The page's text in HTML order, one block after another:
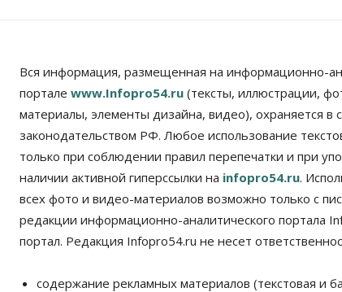
Вся информация, размещенная на информационно-
портале www.Infopro54.ru (тексты, иллюстрации,
материалы, элементы дизайна, видео), охраняется в
законодательством РФ. Любое использование
только при соблюдении правил перепечатки и при
наличии активной гиперссылки на infopro54.ru.
всех фото и видео-материалов возможно только с
редакции информационно-аналитического портала
портал. Редакция Infopro54.ru не несет
содержание рекламных материалов (текстовая и